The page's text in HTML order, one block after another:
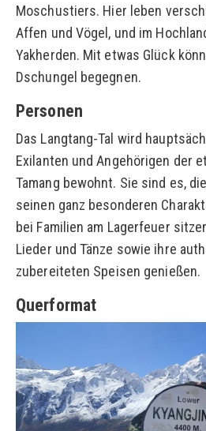
Moschustiers. Hier leben
Affen und Vögel, und im
Yakherden. Mit etwas Glück
Dschungel begegnen.
Personen
Das Langtang-Tal wird
Exilanten und Angehörigen der
Tamang bewohnt. Sie sind es,
seinen ganz besonderen
bei Familien am Lagerfeuer
Lieder und Tänze sowie ihre
zubereiteten Speisen genießen.
Querformat